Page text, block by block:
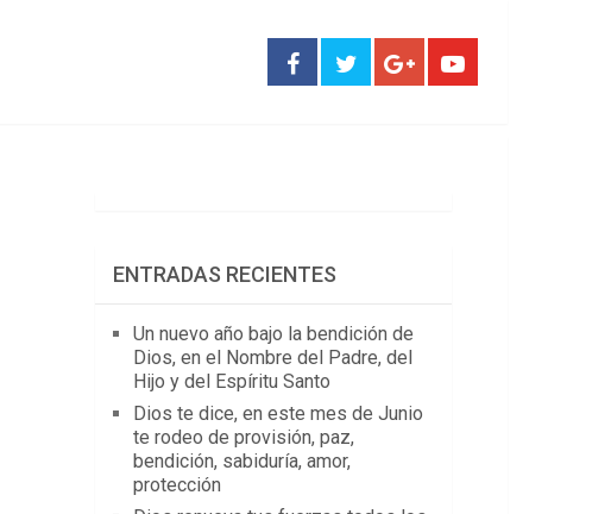
ENTRADAS RECIENTES
Un nuevo año bajo la bendición de
Dios, en el Nombre del Padre, del
Hijo y del Espíritu Santo
Dios te dice, en este mes de Junio
te rodeo de provisión, paz,
bendición, sabiduría, amor,
protección